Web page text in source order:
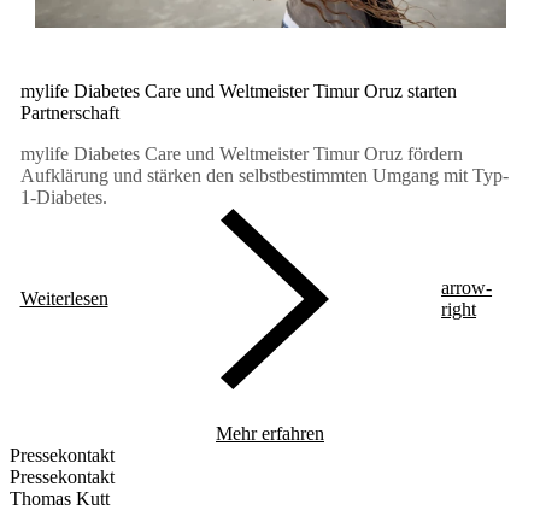
mylife Diabetes Care und Weltmeister Timur Oruz starten
Partnerschaft
mylife Diabetes Care und Weltmeister Timur Oruz fördern
Aufklärung und stärken den selbstbestimmten Umgang mit Typ-
1-Diabetes.
Weiterlesen
arrow-
right
Mehr erfahren
Pressekontakt
Pressekontakt
Thomas Kutt